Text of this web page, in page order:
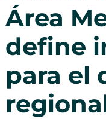
Área
define
para el